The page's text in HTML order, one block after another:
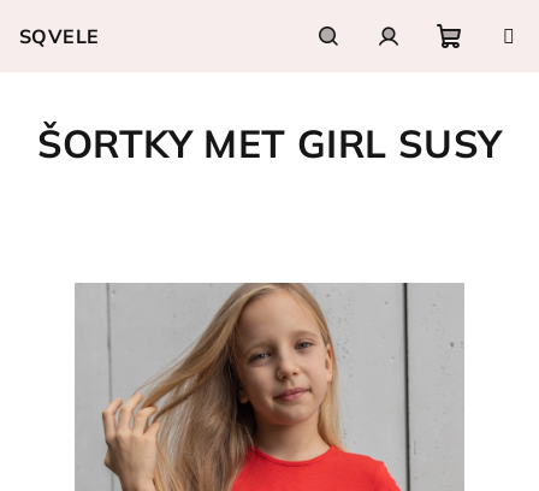
SQVELE
košík
ŠORTKY MET GIRL SUSY